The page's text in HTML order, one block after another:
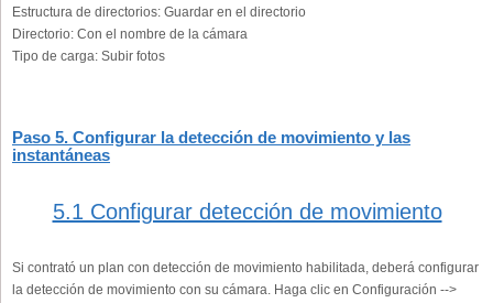
Estructura de directorios: Guardar en el directorio
Directorio: Con el nombre de la cámara
Tipo de carga: Subir fotos
Paso 5. Configurar la detección de movimiento y las
instantáneas
5.1 Configurar detección de movimiento
Si contrató un plan con detección de movimiento habilitada, deberá configurar
la detección de movimiento con su cámara. Haga clic en Configuración -->